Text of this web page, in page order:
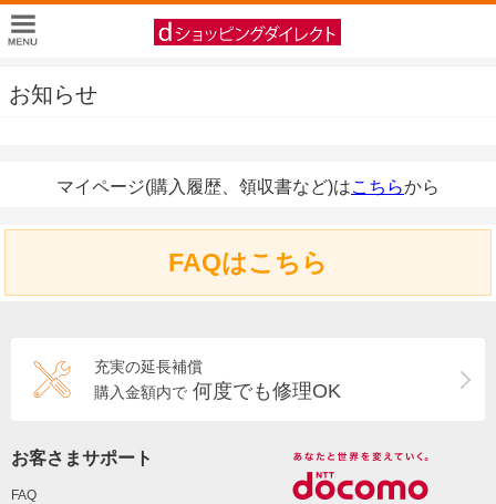
お知らせ
マイページ(購入履歴、領収書など)はこちらから
FAQはこちら
充実の延長補償
購入金額内で 何度でも修理OK
お客さまサポート
FAQ